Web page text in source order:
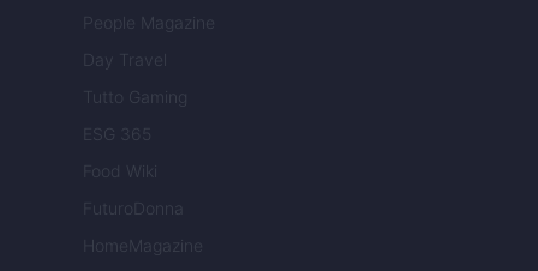
People Magazine
Day Travel
Tutto Gaming
ESG 365
Food Wiki
FuturoDonna
HomeMagazine